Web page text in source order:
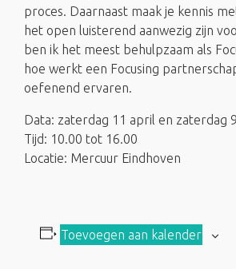
proces. Daarnaast maak je kennis
het open luisterend aanwezig zijn
ben ik het meest behulpzaam als
hoe werkt een Focusing
oefenend ervaren.
Data: zaterdag 11 april en zaterdag
Tijd: 10.00 tot 16.00
Locatie: Mercuur Eindhoven
Toevoegen aan kalender